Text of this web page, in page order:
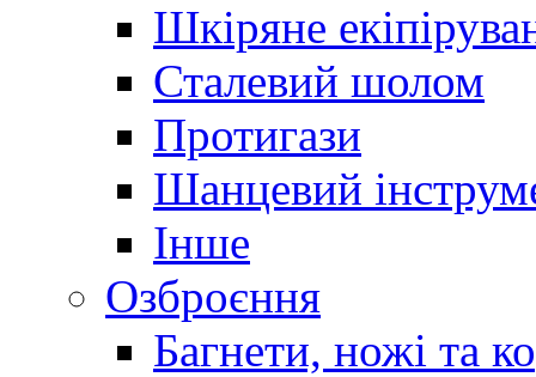
Шкіряне
Сталевий шолом
Протигази
Шанцевий
Інше
Озброєння
Багнети, ножі та